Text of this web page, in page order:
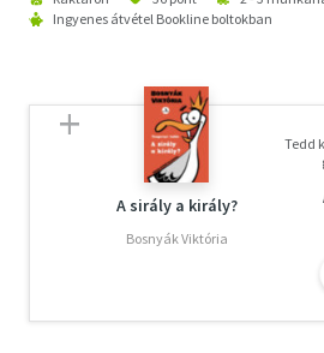
Ingyenes átvétel Bookline boltokban
A sirály a király?
Bosnyák Viktória
Tedd